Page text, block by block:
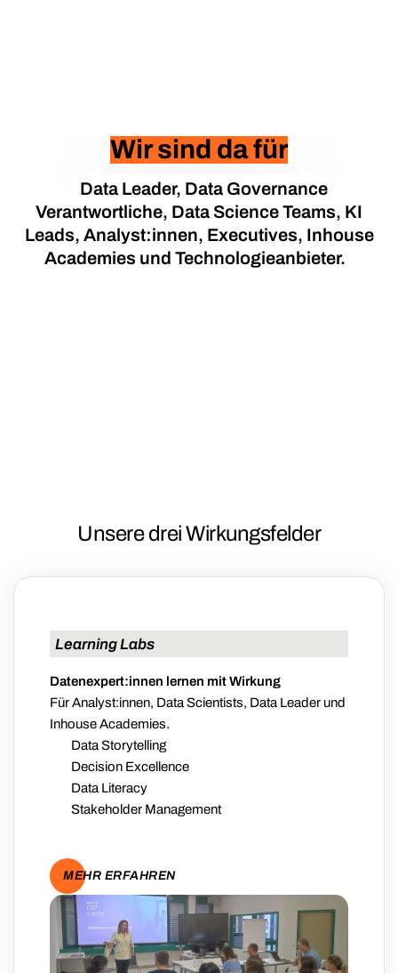
Wir sind da für
Data Leader, Data Governance
Verantwortliche, Data Science Teams, KI
Leads, Analyst:innen, Executives, Inhouse
Academies und Technologieanbieter.
Unsere drei Wirkungsfelder
Learning Labs
Datenexpert:innen lernen mit Wirkung
Für Analyst:innen, Data Scientists, Data Leader und
Inhouse Academies.
Data Storytelling
Decision Excellence
Data Literacy
Stakeholder Management
MEHR ERFAHREN